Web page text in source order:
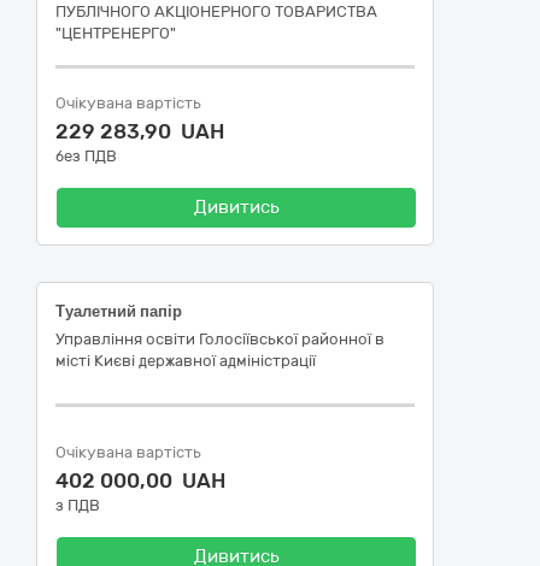
ПУБЛІЧНОГО АКЦІОНЕРНОГО ТОВАРИСТВА
"ЦЕНТРЕНЕРГО"
Очікувана вартість
229 283,90 UAH
без ПДВ
Дивитись
Туалетний папір
Управління освіти Голосіївської районної в
місті Києві державної адміністрації
Очікувана вартість
402 000,00 UAH
з ПДВ
Дивитись